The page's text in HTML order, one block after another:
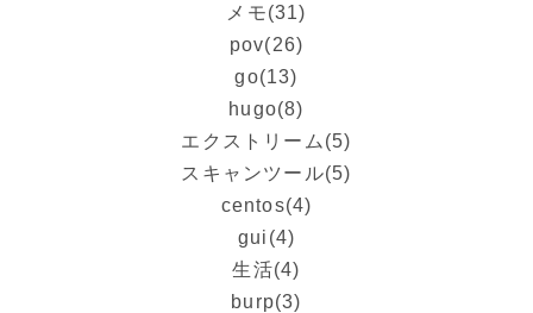
メモ(31)
pov(26)
go(13)
hugo(8)
エクストリーム (5)
スキャンツール(5)
centos(4)
gui (4)
生活(4)
burp(3)